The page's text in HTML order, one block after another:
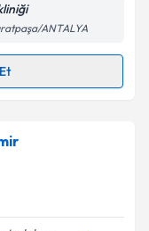
belirtilen
ANTALYA
takvimi talebi
almanız için bir